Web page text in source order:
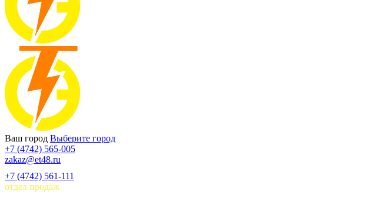
Ваш город Выберите город
+7 (4742) 565-005
zakaz@et48.ru
+7 (4742) 561-111
отдел продаж